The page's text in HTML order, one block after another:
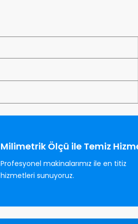
Milimetrik Ölçü ile Temiz
Profesyonel makinalarımız ile en titiz
hizmetleri sunuyoruz.